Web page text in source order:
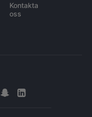
Kontakta
oss